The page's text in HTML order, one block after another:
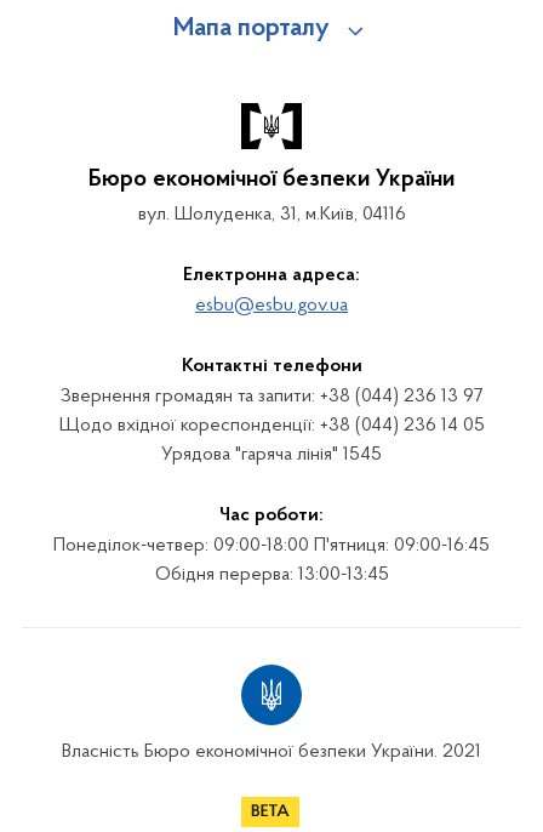
Мапа порталу
Бюро економічної безпеки України
вул. Шолуденка, 31, м.Київ, 04116
Електронна адреса:
esbu@esbu.gov.ua
Контактні телефони
Звернення громадян та запити: +38 (044) 236 13 97
Щодо вхідної кореспонденції: +38 (044) 236 14 05
Урядова "гаряча лінія" 1545
Час роботи:
Понеділок-четвер: 09:00-18:00 П'ятниця: 09:00-16:45
Обідня перерва: 13:00-13:45
Власність Бюро економічної безпеки України. 2021